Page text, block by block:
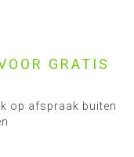
GRATIS
op afspraak buiten